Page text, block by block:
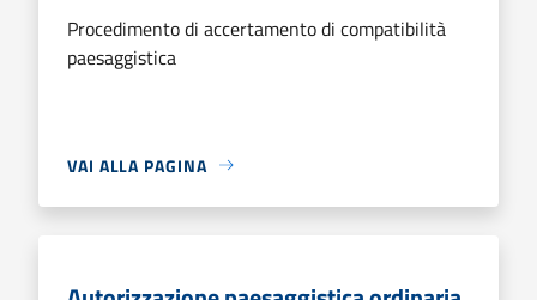
Procedimento di accertamento di compatibilità
paesaggistica
VAI ALLA PAGINA